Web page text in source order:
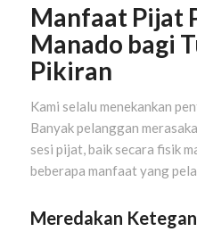
Manfaat Pijat
Manado bagi
Pikiran
Kami selalu menekankan
Banyak pelanggan
sesi pijat, baik secara fisik
beberapa manfaat yang
Meredakan